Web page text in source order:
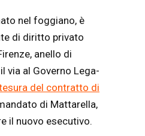
nel foggiano, è
di diritto privato
anello di
via al Governo Lega-
del contratto di
di Mattarella,
il nuovo esecutivo.